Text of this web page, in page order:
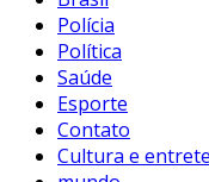
Polícia
Política
Saúde
Esporte
Contato
Cultura e